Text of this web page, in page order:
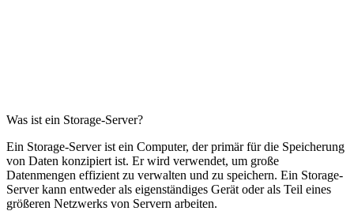
Was ist ein Storage-Server?
Ein Storage-Server ist ein Computer, der primär für die Speicherung
von Daten konzipiert ist. Er wird verwendet, um große
Datenmengen effizient zu verwalten und zu speichern. Ein Storage-
Server kann entweder als eigenständiges Gerät oder als Teil eines
größeren Netzwerks von Servern arbeiten.